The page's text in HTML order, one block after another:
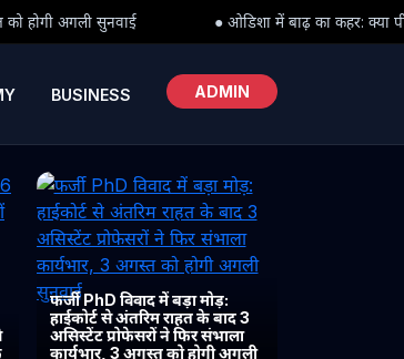
● ओडिशा में बाढ़ का कहर: क्या पीड़ितों तक समय पर पहुंच पाएगी
BUSINESS ADMIN
फर्जी PhD विवाद में बड़ा मोड़:
हाईकोर्ट से अंतरिम राहत के बाद 3
असिस्टेंट प्रोफेसरों ने फिर संभाला
कार्यभार, 3 अगस्त को होगी अगली